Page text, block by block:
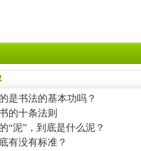
是书法的基本功吗？
的十条法则
“泥”，到底是什么泥？
有没有标准？